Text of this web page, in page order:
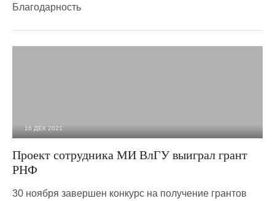
Благодарность
16 ДЕК 2021
Проект сотрудника МИ ВлГУ выиграл грант
РНФ
30 ноября завершен конкурс на получение грантов